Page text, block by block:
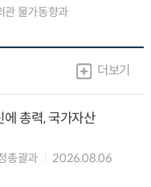
관 물가동향과
더보기
총력, 국가자산
총괄과
2026.08.06